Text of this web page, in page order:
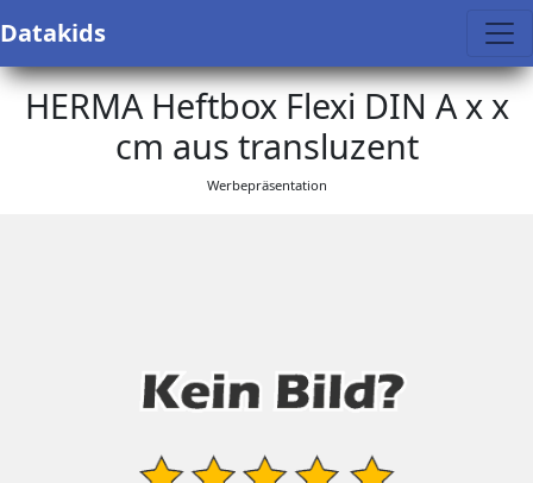
Datakids
HERMA Heftbox Flexi DIN A x x
cm aus transluzent
Werbepräsentation